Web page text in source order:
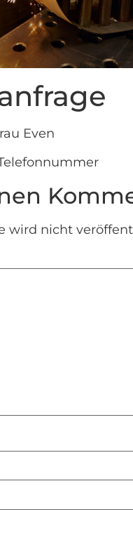
Even
wird nicht